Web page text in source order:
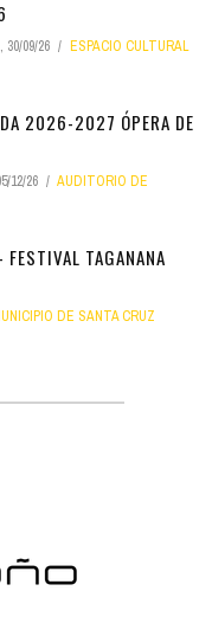
30/09/26
ESPACIO CULTURAL
2026-2027 ÓPERA DE
12/26
AUDITORIO DE
FESTIVAL TAGANANA
DE SANTA CRUZ